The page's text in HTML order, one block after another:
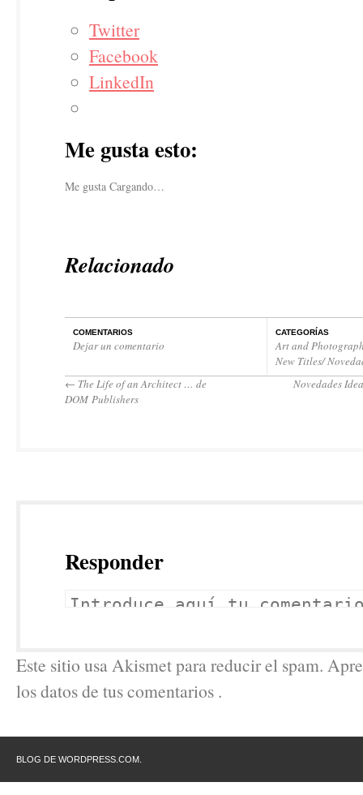
Twitter
Facebook
LinkedIn
Me gusta esto:
Me gusta Cargando…
Relacionado
COMENTARIOS
Dejar un comentario
CATEGORÍAS
Art and
New Titles/
← The Life of an Architect … de
DOM Publishers
Novedades
Responder
Este sitio usa Akismet para reducir el spam.
los datos de tus comentarios .
BLOG DE WORDPRESS.COM.